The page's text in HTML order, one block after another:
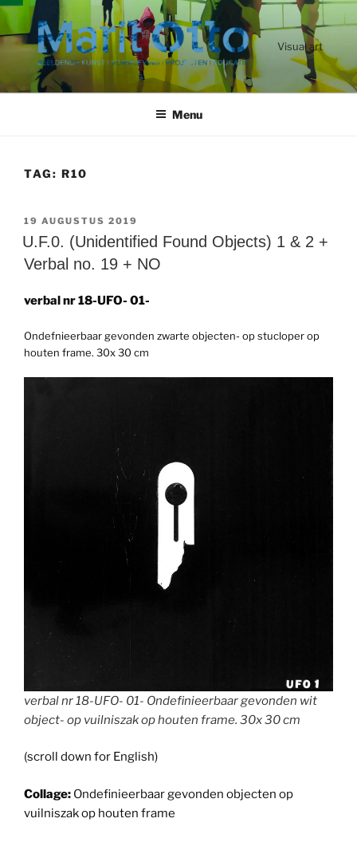
Ga
naar
de
Visual art
Menu
TAG: R10
GEPLAATST
OP
19 AUGUSTUS 2019
U.F.0. (Unidentified Found Objects) 1 & 2 +
Verbal no. 19 + NO
verbal nr 18-UFO- 01-
Ondefnieerbaar gevonden zwarte objecten- op stucloper op
houten frame. 30x 30 cm
verbal nr 18-UFO- 01- Ondefinieerbaar gevonden wit
object- op vuilniszak op houten frame. 30x 30 cm
(scroll down for English)
Collage: Ondefinieerbaar gevonden objecten op
vuilniszak op houten frame